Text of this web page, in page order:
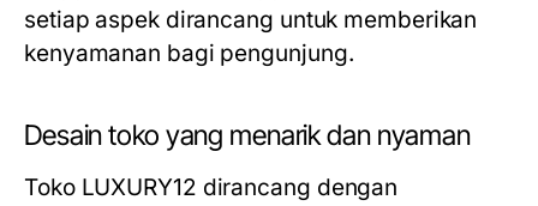
setiap aspek dirancang untuk memberikan
kenyamanan bagi pengunjung.
Desain toko yang menarik dan nyaman
Toko LUXURY12 dirancang dengan